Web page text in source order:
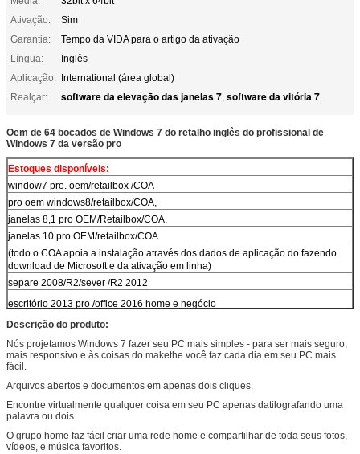
Deixe um recado
Ligaremos para você em breve!
Ativação:
Sim
Garantia:
Tempo da VIDA para o artigo da ativação
Língua:
Inglês
Aplicação: International (área global)
Realçar:
software da elevação das janelas 7, software da vitória 7
Oem de 64 bocados de Windows 7 do retalho inglês do profissional de
Windows 7 da versão pro
Estoques disponíveis:
window7 pro. oem/retailbox /COA
pro oem windows8/retailbox/COA,
janelas 8,1 pro OEM/Retailbox/COA,
janelas 10 pro OEM/retailbox/COA
(todo o COA apoia a instalação através dos dados de aplicação do fazendo
download de Microsoft e da ativação em linha)
separe 2008/R2/sever /R2 2012
escritório 2013 pro /office 2016 home e negócio
tipos diferentes do software original/altamente da cópia de Adobe
Descrição do produto:
Nós projetamos Windows 7 fazer seu PC mais simples - para ser mais seguro,
mais responsivo e às coisas do makethe você faz cada dia em seu PC mais
fácil.
Arquivos abertos e documentos em apenas dois cliques.
Encontre virtualmente qualquer coisa em seu PC apenas datilografando uma
palavra ou dois.
O grupo home faz fácil criar uma rede home e compartilhar de toda seus fotos,
vídeos, e música favoritos.